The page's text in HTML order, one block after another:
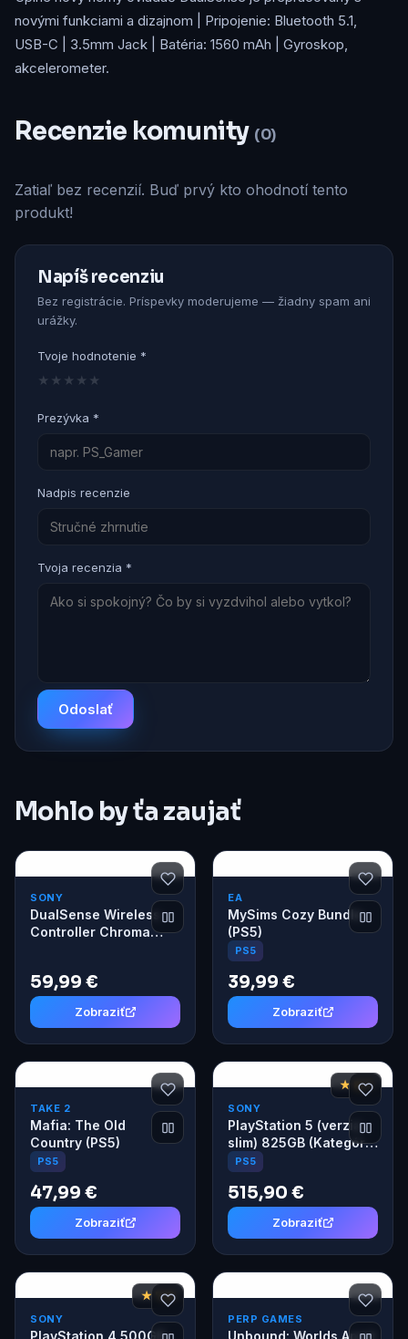
novými funkciami a dizajnom | Pripojenie: Bluetooth 5.1,
USB-C | 3.5mm Jack | Batéria: 1560 mAh | Gyroskop,
akcelerometer.
Recenzie komunity (0)
Zatiaľ bez recenzií. Buď prvý kto ohodnotí tento
produkt!
Napíš recenziu
Bez registrácie. Príspevky moderujeme — žiadny spam ani
urážky.
Tvoje hodnotenie *
★
★
★
★
★
Prezývka *
Nadpis recenzie
Tvoja recenzia *
Odoslať
Mohlo by ťa zaujať
SONY
DualSense Wireless
Controller Chroma
59,99 €
Zobraziť
EA
MySims Cozy Bundle
(PS5)
PS5
39,99 €
Zobraziť
TAKE 2
Mafia: The Old
Country (PS5)
PS5
47,99 €
Zobraziť
★ 8,7
SONY
PlayStation 5 (verzia
slim) 825GB (Kategória
A)
PS5
515,90 €
Zobraziť
★ 7,6
SONY
PlayStation 4 500GB
PERP GAMES
Unbound: Worlds Apart